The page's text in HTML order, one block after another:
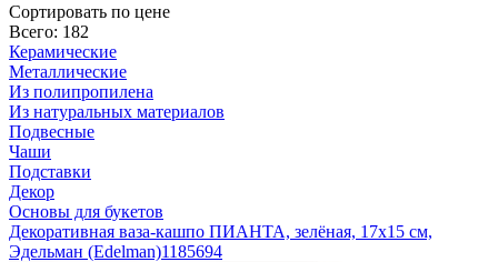
Cортировать по цене
Всего: 182
Керамические
Металлические
Из полипропилена
Из натуральных материалов
Подвесные
Чаши
Подставки
Декор
Основы для букетов
Декоративная ваза-кашпо ПИАНТА, зелёная, 17х15 см,
Эдельман (Edelman)1185694